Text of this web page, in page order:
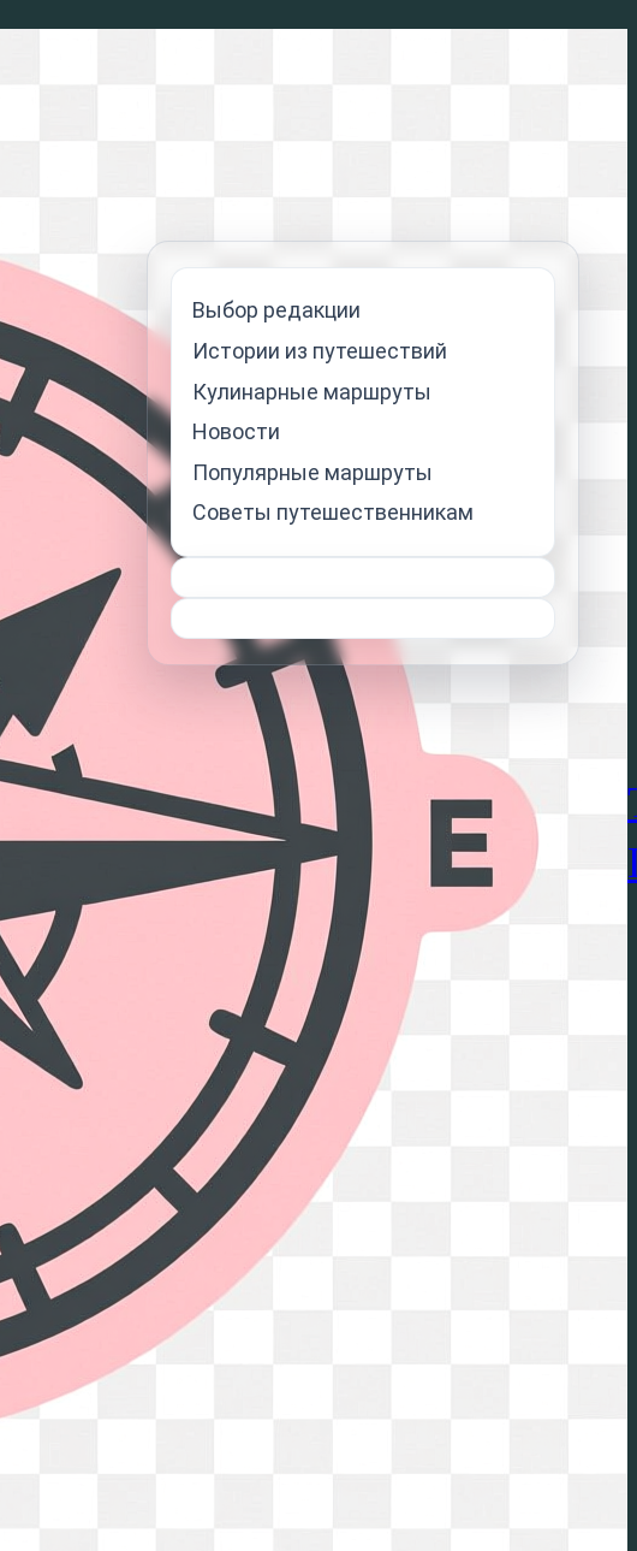
Выбор редакции
Истории из путешествий
Кулинарные маршруты
Новости
Популярные маршруты
Советы путешественникам